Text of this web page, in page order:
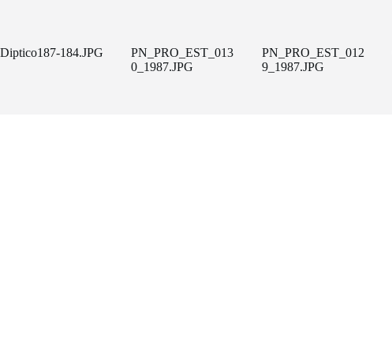
Diptico187-184.JPG
PN_PRO_EST_013
0_1987.JPG
PN_PRO_EST_012
9_1987.JPG